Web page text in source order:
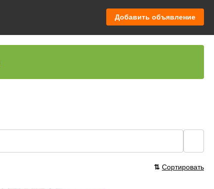
Добавить объявление
⇅ Сортировать